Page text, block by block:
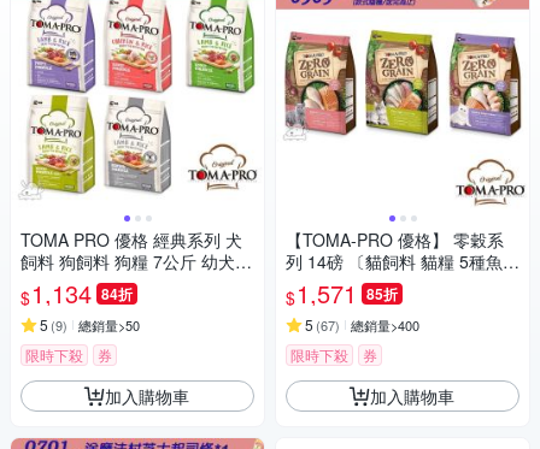
TOMA PRO 優格 經典系列 犬
飼料 狗飼料 狗糧 7公斤 幼犬
成犬 高齡犬
$1,134 84折
5 (9) 總銷量>50
限時下殺 券
加入購物車
【TOMA-PRO 優格】 零穀系
列 14磅 〔貓飼料 貓糧 5種魚
鮭魚 體重管理〕
$1,571 85折
5 (67) 總銷量>400
限時下殺 券
加入購物車